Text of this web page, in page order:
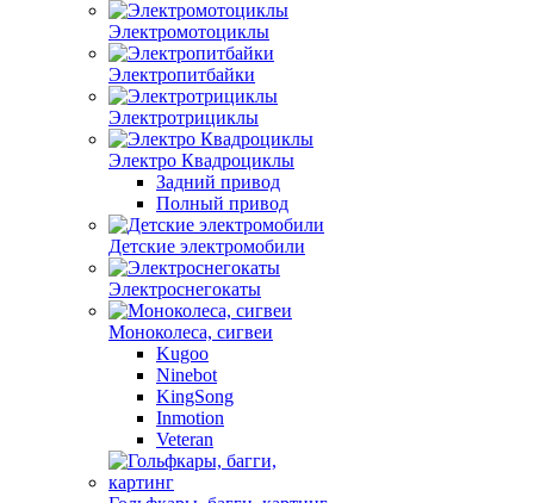
Электромотоциклы
Электропитбайки
Электротрициклы
Электро Квадроциклы
Задний привод
Полный привод
Детские электромобили
Электроснегокаты
Моноколеса, сигвеи
Kugoo
Ninebot
KingSong
Inmotion
Veteran